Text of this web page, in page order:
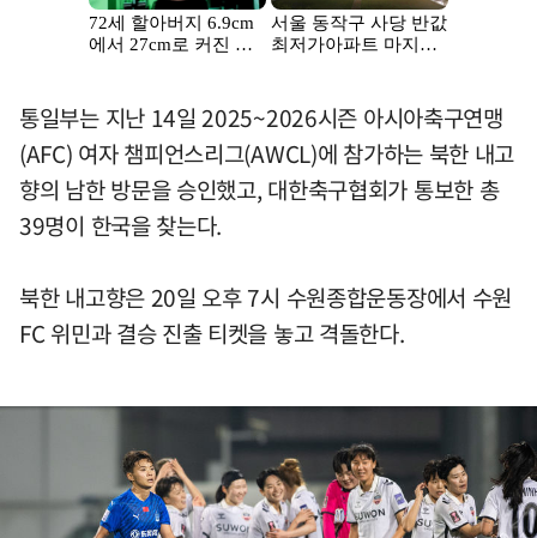
통일부는 지난 14일 2025~2026시즌 아시아축구연맹
(AFC) 여자 챔피언스리그(AWCL)에 참가하는 북한 내고
향의 남한 방문을 승인했고, 대한축구협회가 통보한 총
39명이 한국을 찾는다.
북한 내고향은 20일 오후 7시 수원종합운동장에서 수원
FC 위민과 결승 진출 티켓을 놓고 격돌한다.